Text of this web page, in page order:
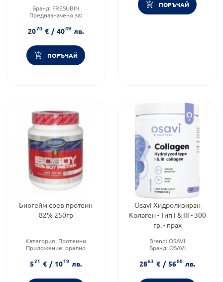
Бранд: FRESUBIN
Предназначено за:
Форма на продукта:прах
2070 € / 4049 лв.
ПОРЪЧАЙ
ПОРЪЧАЙ
Биогейм соев протеин
82% 250гр
Категория: Протеини
Приложение: орално
521 € / 1019 лв.
Osavi Хидролизиран
Колаген - Тип I & III - 300
гр. - прах
Brand: OSAVI
Бранд: OSAVI
2863 € / 5600 лв.